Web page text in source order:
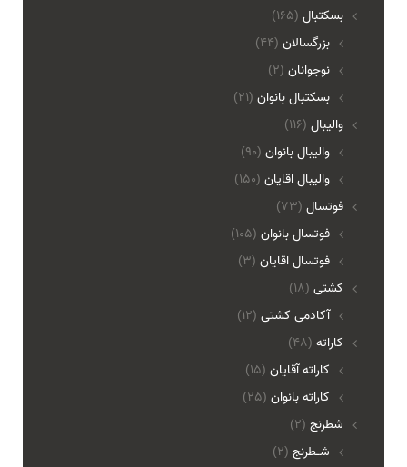
(165) بسکتبال
بزرگسالان (44)
نوجوانان (2)
بسکتبال بانوان (21)
(116) والیبال
واليبال بانوان (90)
واليبال اقايان (150)
(73) فوتسال
فوتسال بانوان (105)
فوتسال اقايان (3)
(18) کشتی
آکادمی کشتی (12)
(48) کاراته
کاراته آقایان (15)
کاراته بانوان (25)
(2) شطرنج
شـطرنج (2)